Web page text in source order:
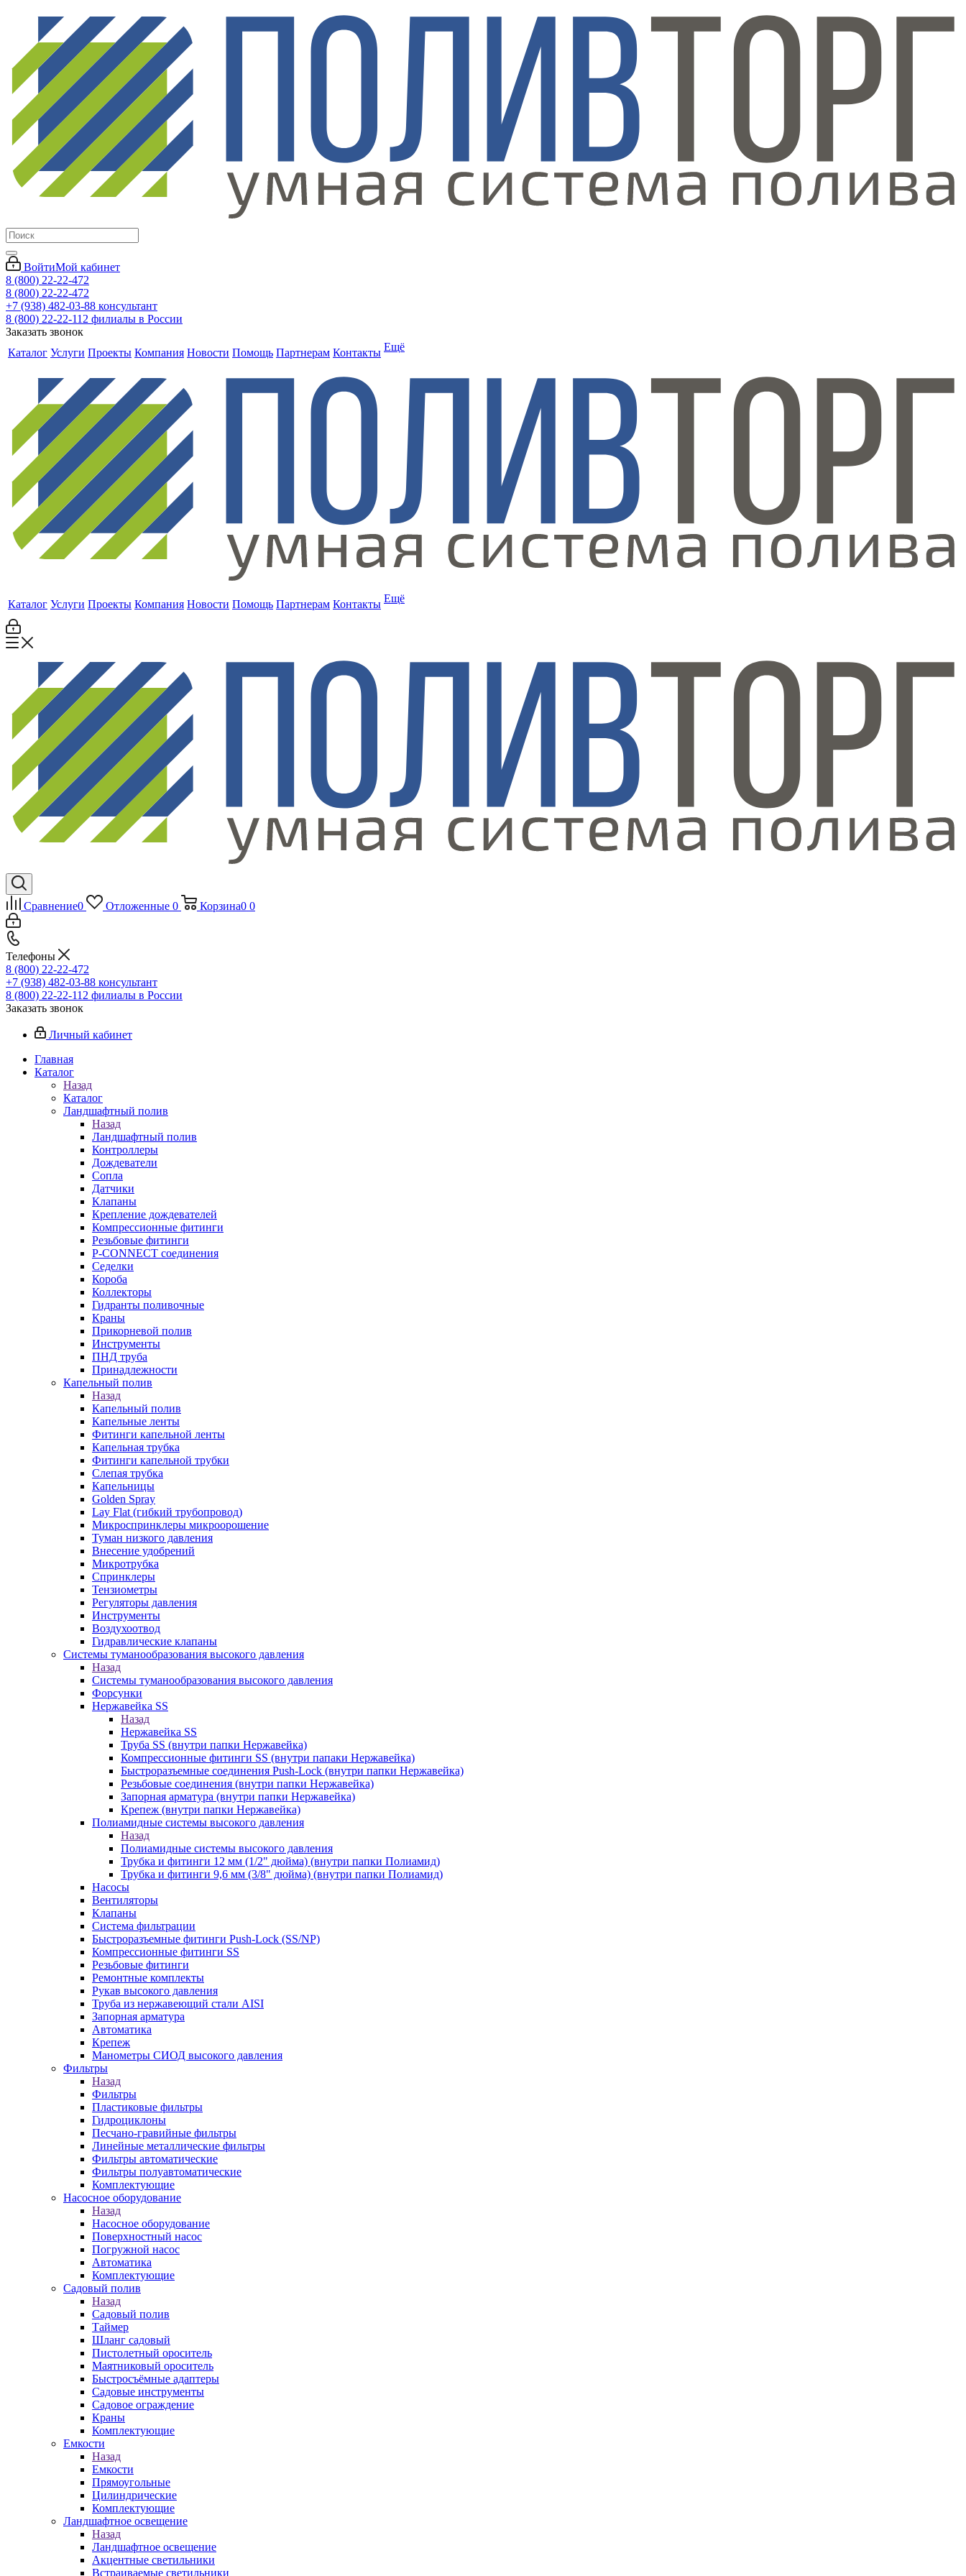
ВойтиМой кабинет
8 (800) 22-22-472
8 (800) 22-22-472
+7 (938) 482-03-88 консультант
8 (800) 22-22-112 филиалы в России
Заказать звонок
Каталог Услуги Проекты Компания Новости Помощь Партнерам Контакты Ещё
Каталог Услуги Проекты Компания Новости Помощь Партнерам Контакты Ещё
Сравнение0 Отложенные 0 Корзина0 0
Телефоны
8 (800) 22-22-472
+7 (938) 482-03-88 консультант
8 (800) 22-22-112 филиалы в России
Заказать звонок
Личный кабинет
Главная
Каталог
Назад
Каталог
Ландшафтный полив
Назад
Ландшафтный полив
Контроллеры
Дождеватели
Сопла
Датчики
Клапаны
Крепление дождевателей
Компрессионные фитинги
Резьбовые фитинги
P-CONNECT соединения
Седелки
Короба
Коллекторы
Гидранты поливочные
Краны
Прикорневой полив
Инструменты
ПНД труба
Принадлежности
Капельный полив
Назад
Капельный полив
Капельные ленты
Фитинги капельной ленты
Капельная трубка
Фитинги капельной трубки
Слепая трубка
Капельницы
Golden Spray
Lay Flat (гибкий трубопровод)
Микроспринклеры микроорошение
Туман низкого давления
Внесение удобрений
Микротрубка
Спринклеры
Тензиометры
Регуляторы давления
Инструменты
Воздухоотвод
Гидравлические клапаны
Системы туманообразования высокого давления
Назад
Системы туманообразования высокого давления
Форсунки
Нержавейка SS
Назад
Нержавейка SS
Труба SS (внутри папки Нержавейка)
Компрессионные фитинги SS (внутри папаки Нержавейка)
Быстроразъемные соединения Push-Lock (внутри папки Нержавейка)
Резьбовые соединения (внутри папки Нержавейка)
Запорная арматура (внутри папки Нержавейка)
Крепеж (внутри папки Нержавейка)
Полиамидные системы высокого давления
Назад
Полиамидные системы высокого давления
Трубка и фитинги 12 мм (1/2" дюйма) (внутри папки Полиамид)
Трубка и фитинги 9,6 мм (3/8" дюйма) (внутри папки Полиамид)
Насосы
Вентиляторы
Клапаны
Система фильтрации
Быстроразъемные фитинги Push-Lock (SS/NP)
Компрессионные фитинги SS
Резьбовые фитинги
Ремонтные комплекты
Рукав высокого давления
Труба из нержавеющий стали AISI
Запорная арматура
Автоматика
Крепеж
Манометры СИОД высокого давления
Фильтры
Назад
Фильтры
Пластиковые фильтры
Гидроциклоны
Песчано-гравийные фильтры
Линейные металлические фильтры
Фильтры автоматические
Фильтры полуавтоматические
Комплектующие
Насосное оборудование
Назад
Насосное оборудование
Поверхностный насос
Погружной насос
Автоматика
Комплектующие
Садовый полив
Назад
Садовый полив
Таймер
Шланг садовый
Пистолетный ороситель
Маятниковый ороситель
Быстросъёмные адаптеры
Садовые инструменты
Садовое ограждение
Краны
Комплектующие
Емкости
Назад
Емкости
Прямоугольные
Цилиндрические
Комплектующие
Ландшафтное освещение
Назад
Ландшафтное освещение
Акцентные светильники
Встраиваемые светильники